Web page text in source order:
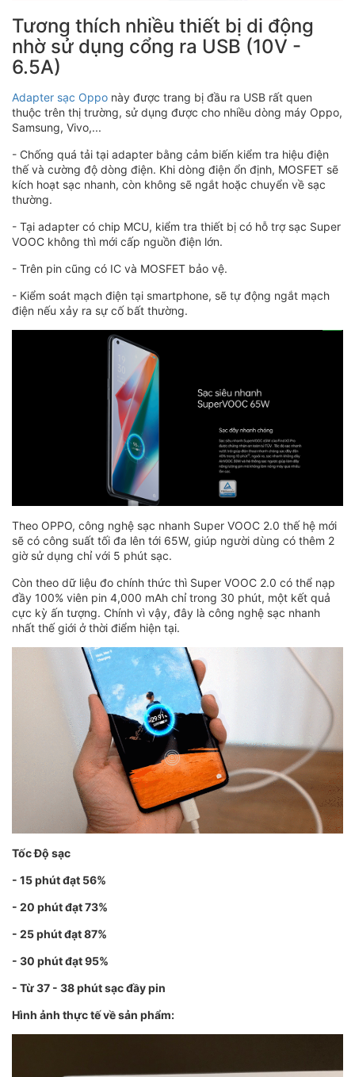
Tương thích nhiều thiết bị di động
nhờ sử dụng cổng ra USB (10V -
6.5A)
Adapter sạc Oppo này được trang bị đầu ra USB rất quen
thuộc trên thị trường, sử dụng được cho nhiều dòng máy Oppo,
Samsung, Vivo,...
- Chống quá tải tại adapter bằng cảm biến kiểm tra hiệu điện
thế và cường độ dòng điện. Khi dòng điện ổn định, MOSFET sẽ
kích hoạt sạc nhanh, còn không sẽ ngắt hoặc chuyển về sạc
thường.
- Tại adapter có chip MCU, kiểm tra thiết bị có hỗ trợ sạc Super
VOOC không thì mới cấp nguồn điện lớn.
- Trên pin cũng có IC và MOSFET bảo vệ.
- Kiểm soát mạch điện tại smartphone, sẽ tự động ngắt mạch
điện nếu xảy ra sự cố bất thường.
Theo OPPO, công nghệ sạc nhanh Super VOOC 2.0 thế hệ mới
sẽ có công suất tối đa lên tới 65W, giúp người dùng có thêm 2
giờ sử dụng chỉ với 5 phút sạc.
Còn theo dữ liệu đo chính thức thì Super VOOC 2.0 có thể nạp
đầy 100% viên pin 4,000 mAh chỉ trong 30 phút, một kết quả
cực kỳ ấn tượng. Chính vì vậy, đây là công nghệ sạc nhanh
nhất thế giới ở thời điểm hiện tại.
Tốc Độ sạc
- 15 phút đạt 56%
- 20 phút đạt 73%
- 25 phút đạt 87%
- 30 phút đạt 95%
- Từ 37 - 38 phút sạc đầy pin
Hình ảnh thực tế về sản phẩm: